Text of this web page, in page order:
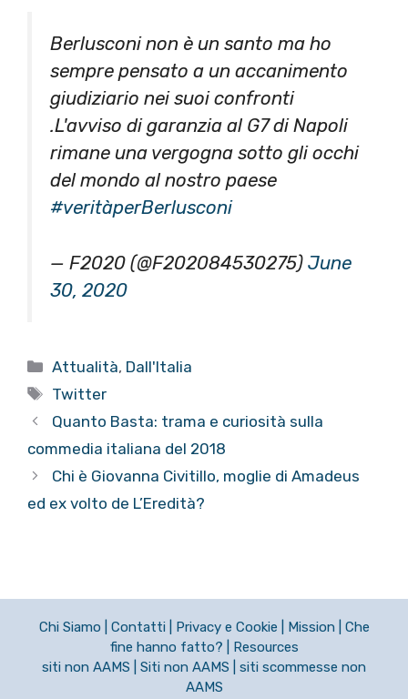
Berlusconi non è un santo ma ho
sempre pensato a un accanimento
giudiziario nei suoi confronti
.L'avviso di garanzia al G7 di Napoli
rimane una vergogna sotto gli occhi
del mondo al nostro paese
#veritàperBerlusconi
— F2020 (@F202084530275) June
30, 2020
Categorie
Attualità, Dall'Italia
Tag
Twitter
Quanto Basta: trama e curiosità sulla
commedia italiana del 2018
Chi è Giovanna Civitillo, moglie di Amadeus
ed ex volto de L’Eredità?
Chi Siamo Contatti Privacy e Cookie Mission
Che
fine hanno fatto?
Resources
siti non AAMS
Siti non AAMS
siti scommesse non
AAMS